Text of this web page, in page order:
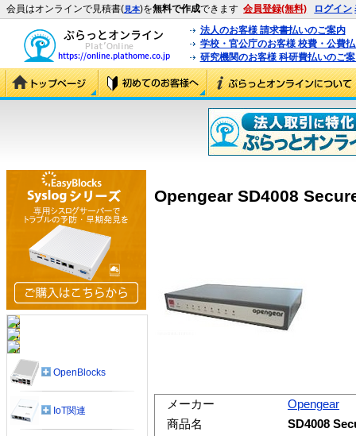
会員はオンラインで見積書(見本)を無料で作成できます 会員登録(無料) ログイン
法人のお客様 請求書払いのご案内
学校・官公庁のお客様 校費・公費
研究機関のお客様 科研費払いのご
Opengear SD4008
メーカー
Opengear
商品名
SD4008
OpenBlocks
IoT関連